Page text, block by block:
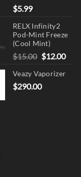
$5.99
RELX Infinity2
Pod-Mint Freeze
(Cool Mint)
$15.00 Original
was:
$15.00.
$12.00
Veazy Vaporizer
$290.00